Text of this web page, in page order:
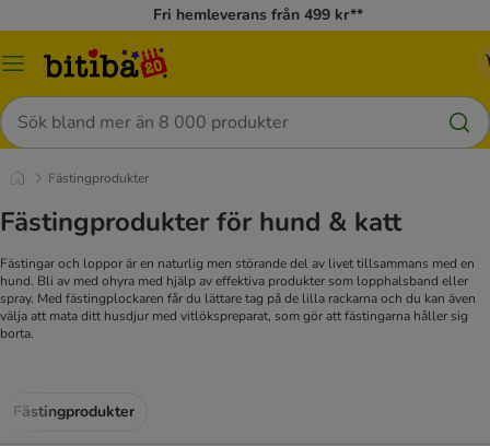
Fri hemleverans från 499 kr**
Meny
Sök
Fästingprodukter
Fästingprodukter för hund & katt
Fästingar och loppor är en naturlig men störande del av livet tillsammans med en
hund. Bli av med ohyra med hjälp av effektiva produkter som lopphalsband eller
spray. Med fästingplockaren får du lättare tag på de lilla rackarna och du kan även
välja att mata ditt husdjur med vitlökspreparat, som gör att fästingarna håller sig
borta.
Fästingprodukter